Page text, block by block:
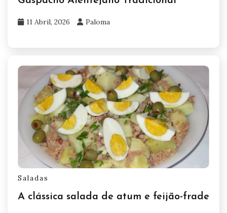
11 Abril, 2026 Paloma
Saladas
A clássica salada de atum e feijão-frade